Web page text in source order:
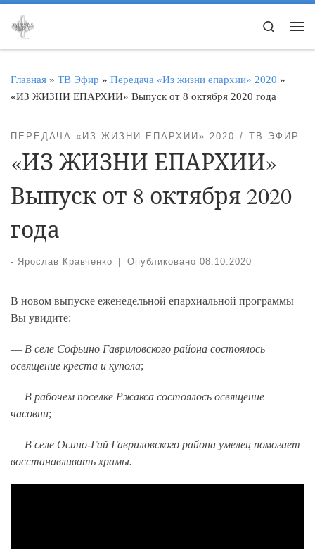
Перейти к содержимому
Search
Главная » ТВ Эфир » Передача «Из жизни епархии» 2020 »
«ИЗ ЖИЗНИ ЕПАРХИИ» Выпуск от 8 октября 2020 года
ПЕРЕДАЧА «ИЗ ЖИЗНИ ЕПАРХИИ» 2020 ТВ ЭФИР
«ИЗ ЖИЗНИ ЕПАРХИИ»
Выпуск от 8 октября 2020
года
- Ярослав Кравченко Опубликовано 08.10.2020
В новом выпуске еженедельной епархиальной программы
Вы увидите:
— В селе Софьино Гавриловского района состоялось
освящение креста и купола;
— В рабочем поселке Ржакса состоялось освящение
часовни;
— В селе Осино-Гай Гавриловского района умелец помогает
восстанавливать храмы.